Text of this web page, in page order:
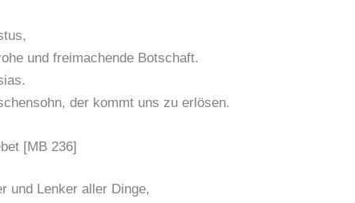
und freimachende Botschaft.
der kommt uns zu erlösen.
[MB 236]
und Lenker aller Dinge,